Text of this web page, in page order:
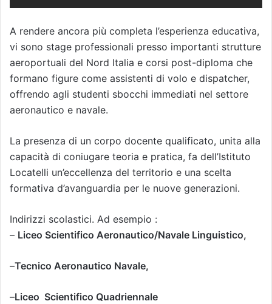
A rendere ancora più completa l’esperienza educativa,
vi sono stage professionali presso importanti strutture
aeroportuali del Nord Italia e corsi post-diploma che
formano figure come assistenti di volo e dispatcher,
offrendo agli studenti sbocchi immediati nel settore
aeronautico e navale.
La presenza di un corpo docente qualificato, unita alla
capacità di coniugare teoria e pratica, fa dell’Istituto
Locatelli un’eccellenza del territorio e una scelta
formativa d’avanguardia per le nuove generazioni.
Indirizzi scolastici. Ad esempio :
– Liceo Scientifico Aeronautico/Navale Linguistico,
–Tecnico Aeronautico Navale,
–Liceo Scientifico Quadriennale